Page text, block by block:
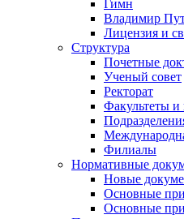
Гимн
Владимир
Лицензия и
Структура
Почетные
Ученый совет
Ректорат
Факультеты и
Филиалы
Нормативные
Новые
Основные
Основные